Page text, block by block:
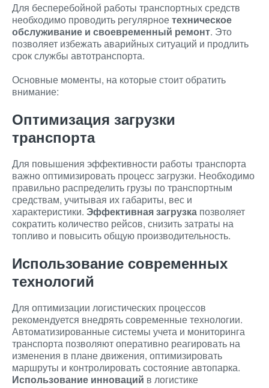
Для бесперебойной работы транспортных средств
необходимо проводить регулярноетехническое
обслуживание и своевременный ремонт. Это
позволяет избежать аварийных ситуаций и продлить
срок службы автотранспорта.
Основные моменты, на которые стоит обратить
внимание:
Оптимизация загрузки
транспорта
Для повышения эффективности работы транспорта
важно оптимизировать процесс загрузки. Необходимо
правильно распределить грузы по транспортным
средствам, учитывая их габариты, вес и
характеристики. Эффективная загрузка позволяет
сократить количество рейсов, снизить затраты на
топливо и повысить общую производительность.
Использование современных
технологий
Для оптимизации логистических процессов
рекомендуется внедрять современные технологии.
Автоматизированные системы учета и мониторинга
транспорта позволяют оперативно реагировать на
изменения в плане движения, оптимизировать
маршруты и контролировать состояние автопарка.
Использование инноваций в логистике